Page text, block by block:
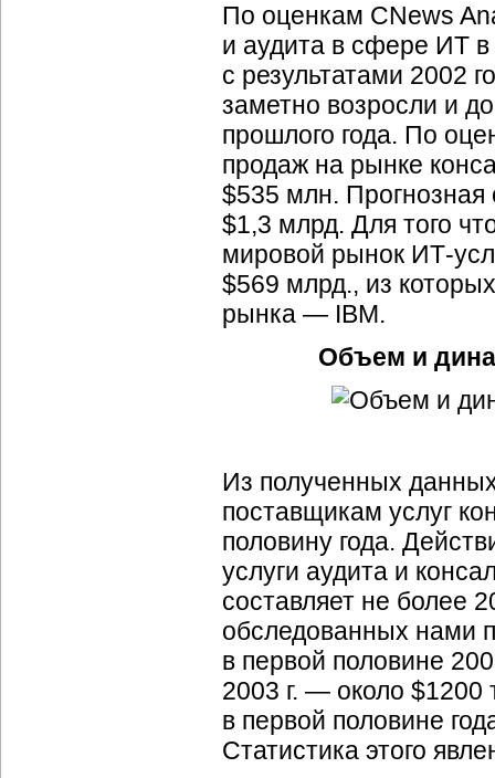
По оценкам CNews
и аудита в сфере ИТ в
с результатами 2002
заметно возросли и
прошлого года. По
продаж на рынке
$535 млн. Прогнозная
$1,3 млрд. Для того
мировой рынок ИТ-
$569 млрд., из
рынка — IBM.
Объем и
Из полученных
поставщикам услуг
половину года.
услуги аудита и
составляет не более
обследованных нами
в первой половине
2003 г. — около $1200
в первой половине
Статистика этого